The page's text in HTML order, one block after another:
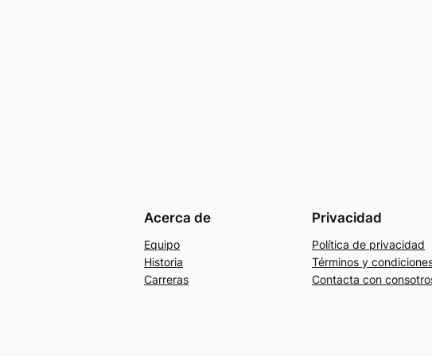
Acerca de
Equipo
Historia
Carreras
Privacidad
Política de privacidad
Términos y
Contacta con